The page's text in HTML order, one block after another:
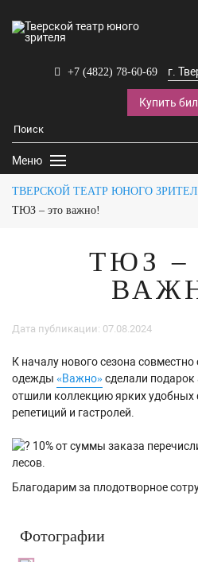
+7 (4822) 78-60-69 г.
Купить
Меню
ТВЕРСКОЙ ТЕАТР ЮНОГО
ТЮЗ – это важно!
ТЮЗ –
Дата публикации: 07.08.2024
К началу нового сезона
одежды «Важно»сделали
отшили коллекцию ярких удобных
репетиций и гастролей.
10% от суммы заказа
лесов.
Благодарим за плодотворное
Фотографии